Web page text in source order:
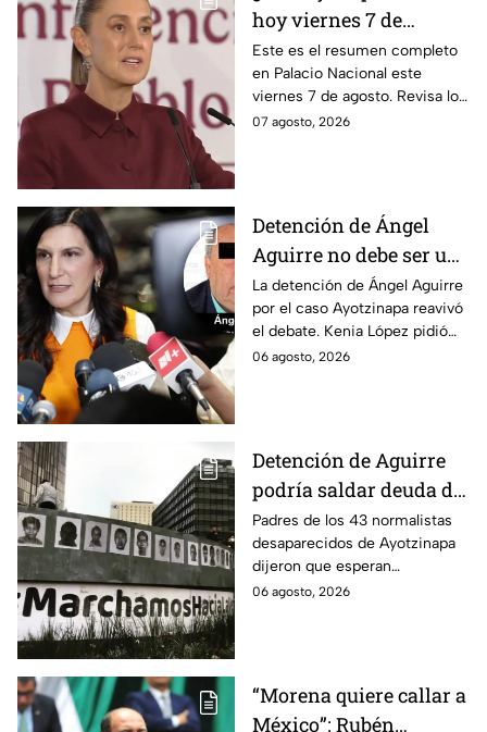
hoy viernes 7 de
agosto? Resumen EN
VIVO
Este es el resumen completo
en Palacio Nacional este
viernes 7 de agosto. Revisa los
datos presentados y las
07 agosto, 2026
Detención de Ángel
Aguirre no debe ser un
distractor, pide Kenia
López; exige justicia
por caso Ayotzinapa
La detención de Ángel Aguirre
por el caso Ayotzinapa reavivó
el debate. Kenia López pidió
que no sea un distractor
06 agosto, 2026
Detención de Aguirre
podría saldar deuda de
justicia: padres de los
43 de Ayotzinapa
Padres de los 43 normalistas
desaparecidos de Ayotzinapa
dijeron que esperan
información oficial sobre la
06 agosto, 2026
“Morena quiere callar a
México”: Rubén